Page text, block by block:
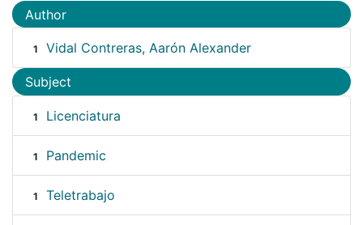
Author
1 Vidal Contreras, Aarón Alexander
Subject
1 Licenciatura
1 Pandemic
1 Teletrabajo